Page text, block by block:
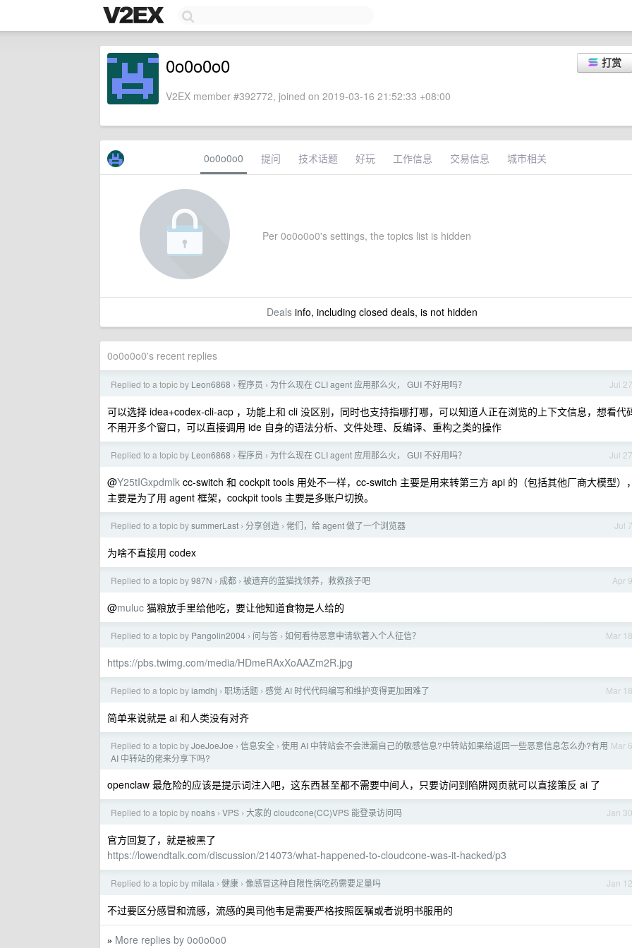
打赏
0o0o0o0
V2EX member #392772, joined on 2019-03-16 21:52:33 +08:00
0o0o0o0 提问 技术话题 好玩 工作信息 交易信息 城市相关
Per 0o0o0o0's settings, the topics list is hidden
Dealsinfo, including closed deals, is not hidden
0o0o0o0's recent replies
Jul 27
Replied to a topic by Leon6868 › 程序员 › 为什么现在 CLI agent 应用那么火， GUI 不好用吗？
可以选择 idea+codex-cli-acp ，功能上和 cli 没区别，同时也支持指哪打哪，可以知道人正在浏览的上下文信息，想看代
不用开多个窗口，可以直接调用 ide 自身的语法分析、文件处理、反编译、重构之类的操作
Jul 27
Replied to a topic by Leon6868 › 程序员 › 为什么现在 CLI agent 应用那么火， GUI 不好用吗？
@Y25tIGxpdmlk cc-switch 和 cockpit tools 用处不一样，cc-switch 主要是用来转第三方 api 的（包括其他厂商大模型），
主要是为了用 agent 框架，cockpit tools 主要是多账户切换。
Jul 7
Replied to a topic bysummerLast › 分享创造 › 佬们，给 agent 做了一个浏览器
为啥不直接用 codex
Apr 9
Replied to a topic by987N › 成都 › 被遗弃的蓝猫找领养，救救孩子吧
@muluc 猫粮放手里给他吃，要让他知道食物是人给的
Mar 18
Replied to a topic by Pangolin2004 › 问与答 › 如何看待恶意申请软著入个人征信？
https://pbs.twimg.com/media/HDmeRAxXoAAZm2R.jpg
Mar 18
Replied to a topic byiamdhj › 职场话题 › 感觉 AI 时代代码编写和维护变得更加困难了
简单来说就是 ai 和人类没有对齐
Mar 6
Replied to a topic byJoeJoeJoe › 信息安全 › 使用 AI 中转站会不会泄漏自己的敏感信息?中转站如果给返回一些恶意信息怎么办?有用
AI 中转站的佬来分享下吗?
openclaw 最危险的应该是提示词注入吧，这东西甚至都不需要中间人，只要访问到陷阱网页就可以直接策反 ai 了
Jan 30
Replied to a topic by noahs › VPS › 大家的 cloudcone(CC)VPS 能登录访问吗
官方回复了，就是被黑了
https://lowendtalk.com/discussion/214073/what-happened-to-cloudcone-was-it-hacked/p3
Jan 12
Replied to a topic by milala › 健康 › 像感冒这种自限性病吃药需要足量吗
不过要区分感冒和流感，流感的奥司他韦是需要严格按照医嘱或者说明书服用的
» More replies by 0o0o0o0